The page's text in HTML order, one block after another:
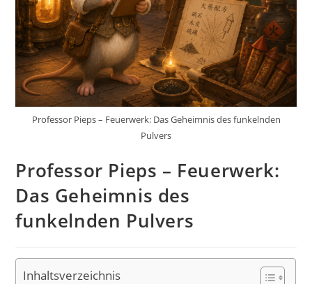
Professor Pieps – Feuerwerk: Das Geheimnis des funkelnden
Pulvers
Professor Pieps – Feuerwerk:
Das Geheimnis des
funkelnden Pulvers
Inhaltsverzeichnis